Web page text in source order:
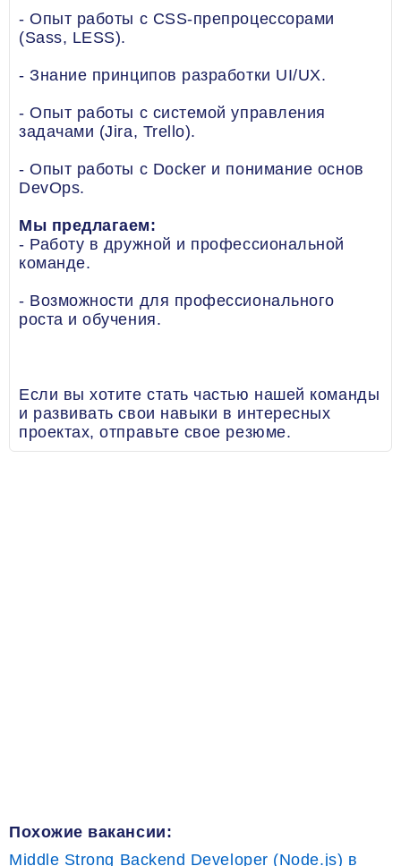
- Опыт работы с CSS-препроцессорами
(Sass, LESS).
- Знание принципов разработки UI/UX.
- Опыт работы с системой управления
задачами (Jira, Trello).
- Опыт работы с Docker и понимание основ
DevOps.
Мы предлагаем:
- Работу в дружной и профессиональной
команде.
- Возможности для профессионального
роста и обучения.
Если вы хотите стать частью нашей команды
и развивать свои навыки в интересных
проектах, отправьте свое резюме.
Похожие вакансии:
Middle Strong Backend Developer (Node.js) в